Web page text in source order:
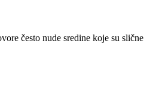
često nude sredine koje su slične